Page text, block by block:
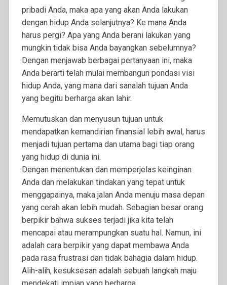
pribadi Anda, maka apa yang akan Anda lakukan
dengan hidup Anda selanjutnya? Ke mana Anda
harus pergi? Apa yang Anda berani lakukan yang
mungkin tidak bisa Anda bayangkan sebelumnya?
Dengan menjawab berbagai pertanyaan ini, maka
Anda berarti telah mulai membangun pondasi visi
hidup Anda, yang mana dari sanalah tujuan Anda
yang begitu berharga akan lahir.
Memutuskan dan menyusun tujuan untuk
mendapatkan kemandirian finansial lebih awal, harus
menjadi tujuan pertama dan utama bagi tiap orang
yang hidup di dunia ini.
Dengan menentukan dan memperjelas keinginan
Anda dan melakukan tindakan yang tepat untuk
menggapainya, maka jalan Anda menuju masa depan
yang cerah akan lebih mudah. Sebagian besar orang
berpikir bahwa sukses terjadi jika kita telah
mencapai atau merampungkan suatu hal. Namun, ini
adalah cara berpikir yang dapat membawa Anda
pada rasa frustrasi dan tidak bahagia dalam hidup.
Alih-alih, kesuksesan adalah sebuah langkah maju